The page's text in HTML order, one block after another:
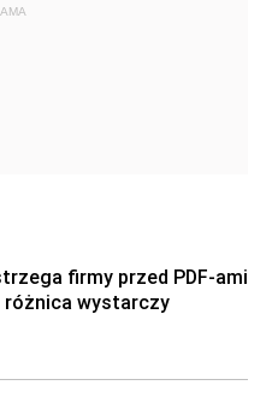
firmy przed PDF-ami
różnica wystarczy